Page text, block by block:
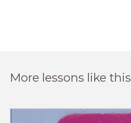
More lessons like this